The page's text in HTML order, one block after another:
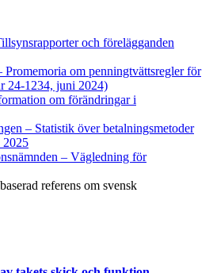
och förelägganden
Promemoria om penningtvättsregler för
24-1234, juni 2024)
om förändringar i
– Statistik över betalningsmetoder
2025
– Vägledning för
referens om svensk